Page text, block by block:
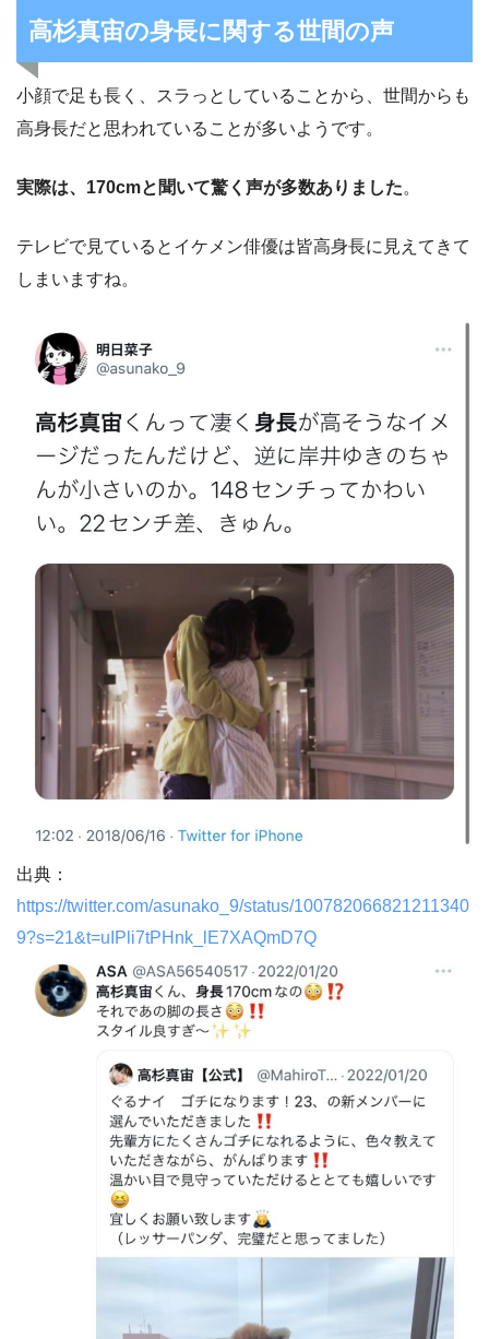
高杉真宙の身長に関する世間の声
小顔で足も長く、スラっとしていることから、世間からも
高身長だと思われていることが多いようです。
実際は、170cmと聞いて驚く声が多数ありました。
テレビで見ているとイケメン俳優は皆高身長に見えてきて
しまいますね。
出典：
https://twitter.com/asunako_9/status/100782066821211340
9?s=21&t=uIPli7tPHnk_lE7XAQmD7Q